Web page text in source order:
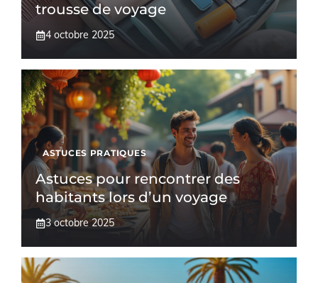
trousse de voyage
4 octobre 2025
ASTUCES PRATIQUES
Astuces pour rencontrer des
habitants lors d’un voyage
3 octobre 2025